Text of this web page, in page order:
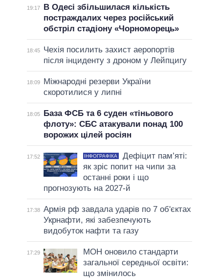
19:17
В Одесі збільшилася кількість
постраждалих через російський
обстріл стадіону «Чорноморець»
18:45
Чехія посилить захист аеропортів
після інциденту з дроном у Лейпцигу
18:09
Міжнародні резерви України
скоротилися у липні
18:05
База ФСБ та 6 суден «тіньового
флоту»: СБС атакували понад 100
ворожих цілей росіян
17:52 ІНФОГРАФІКА
Дефіцит пам’яті:
як зріс попит на чипи за
останні роки і що
прогнозують на 2027-й
17:38 Армія рф завдала ударів по 7 об'єктах
Укрнафти, які забезпечують
видобуток нафти та газу
17:29
МОН оновило стандарти
загальної середньої освіти:
що змінилось